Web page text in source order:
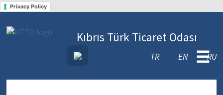
Privacy Policy
Kıbrıs Türk Ticaret Odası
TR EN RU
☰